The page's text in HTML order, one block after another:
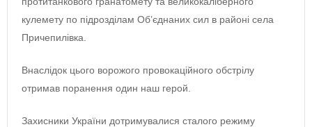
кулемету по підрозділам Об’єднаних сил в районі села
Причепилівка.
Внаслідок цього ворожого провокаційного обстрілу
отримав поранення один наш герой.
Захисники України дотримувалися сталого режиму